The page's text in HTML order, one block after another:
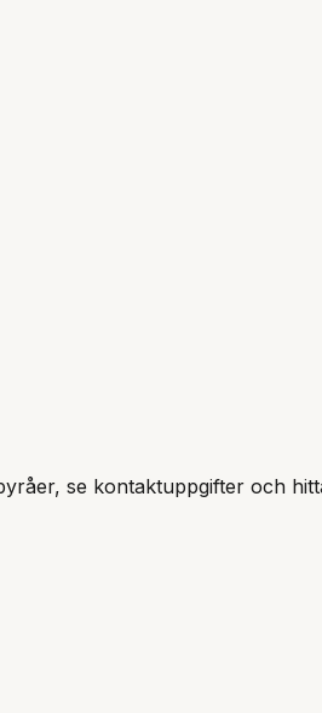
se kontaktuppgifter och